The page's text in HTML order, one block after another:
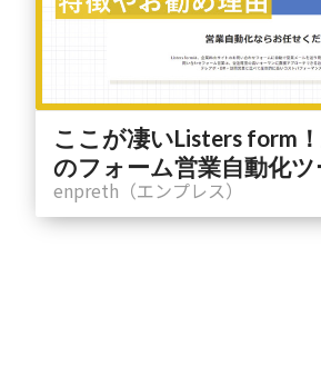
ここが凄いListers form
のフォーム営業自動化
enpreth（エンプレス）